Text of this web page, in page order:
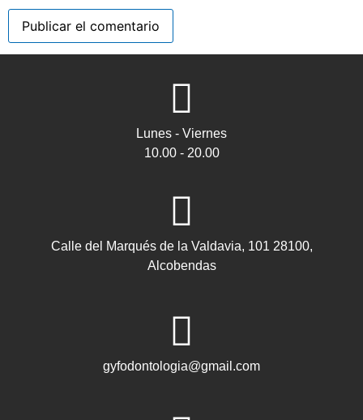
Lunes - Viernes
10.00 - 20.00
Calle del Marqués de la Valdavia, 101 28100,
Alcobendas
gyfodontologia@gmail.com